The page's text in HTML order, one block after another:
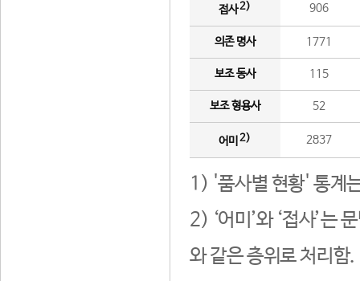
접사2) 906
의존 명사 1771
보조 동사 115
보조 형용사 52
어미 2) 2837
1) '품사별 현황' 통계
2) ‘어미’와 ‘접사’는
와 같은 층위로 처리함.